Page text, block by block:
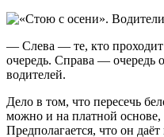
— Слева — те, кто
очередь. Справа — очередь
водителей.
Дело в том, что пересечь
можно и на платной
Предполагается, что он